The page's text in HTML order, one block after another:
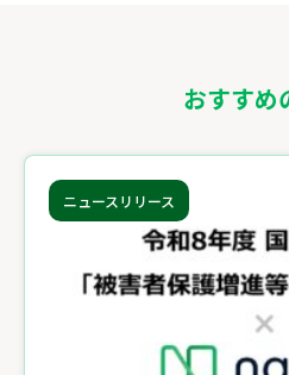
おすすめ
ニュースリリース